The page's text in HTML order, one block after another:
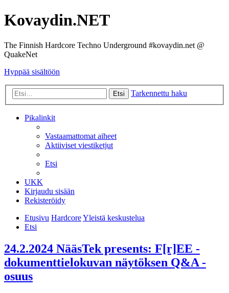
Kovaydin.NET
The Finnish Hardcore Techno Underground #kovaydin.net @
QuakeNet
Hyppää sisältöön
Etsi Tarkennettu haku
Pikalinkit
Vastaamattomat aiheet
Aktiiviset viestiketjut
Etsi
UKK
Kirjaudu sisään
Rekisteröidy
Etusivu HardcoreYleistä keskustelua
Etsi
24.2.2024 NääsTek presents: F[r]EE -
dokumenttielokuvan näytöksen Q&A -
osuus